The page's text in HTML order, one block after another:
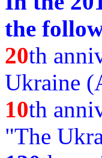
the
20th
Ukraine
10th
"The